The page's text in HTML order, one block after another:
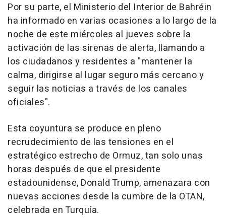
Por su parte, el Ministerio del Interior de Bahréin
ha informado en varias ocasiones a lo largo de la
noche de este miércoles al jueves sobre la
activación de las sirenas de alerta, llamando a
los ciudadanos y residentes a "mantener la
calma, dirigirse al lugar seguro más cercano y
seguir las noticias a través de los canales
oficiales".
Esta coyuntura se produce en pleno
recrudecimiento de las tensiones en el
estratégico estrecho de Ormuz, tan solo unas
horas después de que el presidente
estadounidense, Donald Trump, amenazara con
nuevas acciones desde la cumbre de la OTAN,
celebrada en Turquía.